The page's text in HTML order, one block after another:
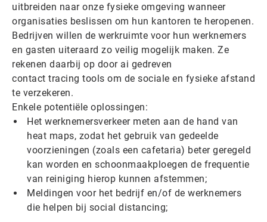
uitbreiden naar onze fysieke omgeving wanneer
organisaties beslissen om hun kantoren te heropenen.
Bedrijven willen de werkruimte voor hun werknemers
en gasten uiteraard zo veilig mogelijk maken. Ze
rekenen daarbij op door ai gedreven
contact tracing tools om de sociale en fysieke afstand
te verzekeren.
Enkele potentiële oplossingen:
Het werknemersverkeer meten aan de hand van
heat maps, zodat het gebruik van gedeelde
voorzieningen (zoals een cafetaria) beter geregeld
kan worden en schoonmaakploegen de frequentie
van reiniging hierop kunnen afstemmen;
Meldingen voor het bedrijf en/of de werknemers
die helpen bij social distancing;